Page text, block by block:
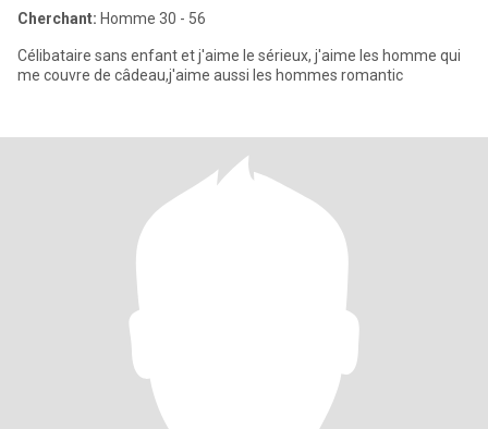
Cherchant: Homme 30 - 56
Célibataire sans enfant et j'aime le sérieux, j'aime les homme qui
me couvre de câdeau,j'aime aussi les hommes romantic